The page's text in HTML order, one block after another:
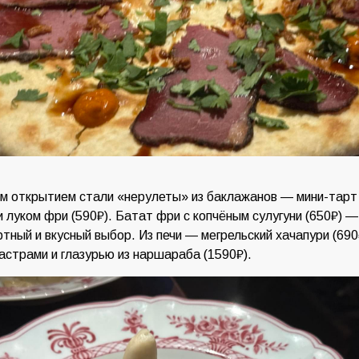
открытием стали «нерулеты» из баклажанов — мини-
луком фри (590₽). Батат фри с копчёным сулугуни (650₽)
и вкусный выбор. Из печи — мегрельский хачапури
и глазурью из наршараба (1590₽).